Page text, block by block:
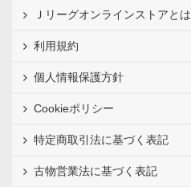
Ｊリーグオンラインストアとは
利用規約
個人情報保護方針
Cookieポリシー
特定商取引法に基づく表記
古物営業法に基づく表記